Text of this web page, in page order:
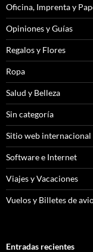
Oficina, Imprenta y
Opiniones y Guías
Regalos y Flores
Ropa
Salud y Belleza
Sin categoría
Sitio web internacional
Software e Internet
Viajes y Vacaciones
Vuelos y Billetes de
Entradas recientes